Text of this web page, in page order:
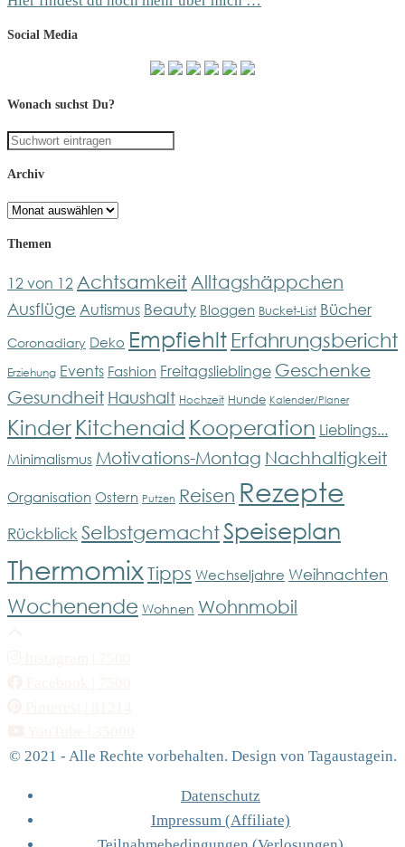
Social Media
Wonach suchst Du?
Archiv
Archiv
Themen
12 von 12 Achtsamkeit Alltagshäppchen
Ausflüge Autismus Beauty Bloggen Bucket-List Bücher
Coronadiary Deko Empfiehlt Erfahrungsbericht
Erziehung Events Fashion Freitagslieblinge Geschenke
Gesundheit Haushalt Hochzeit Hunde Kalender/Planer
Kinder Kitchenaid Kooperation Lieblings...
Minimalismus Motivations-Montag Nachhaltigkeit
Organisation Ostern Putzen Reisen Rezepte
RückblickSelbstgemachtSpeiseplan
Thermomix Tipps Wechseljahre Weihnachten
Wochenende Wohnen Wohnmobil
© 2021 - Alle Rechte vorbehalten. Design von Tagaustagein.
Datenschutz
Impressum (Affiliate)